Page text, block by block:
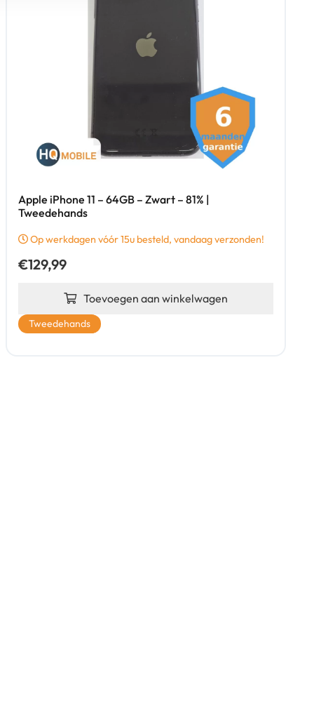
Apple iPhone 11 – 64GB – Zwart – 81% |
Tweedehands
Op werkdagen vóór 15u besteld, vandaag verzonden!
€129,99
Toevoegen aan winkelwagen
Tweedehands